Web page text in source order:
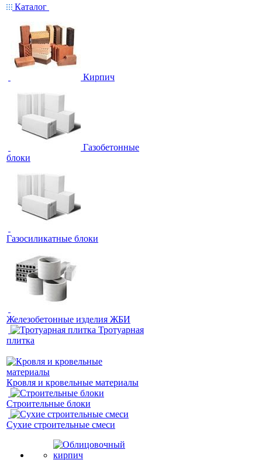
Каталог
Кирпич
Газобетонные
блоки
Газосиликатные блоки
Железобетонные изделия ЖБИ
Тротуарная
плитка
Кровля и кровельные материалы
Строительные блоки
Сухие строительные смеси